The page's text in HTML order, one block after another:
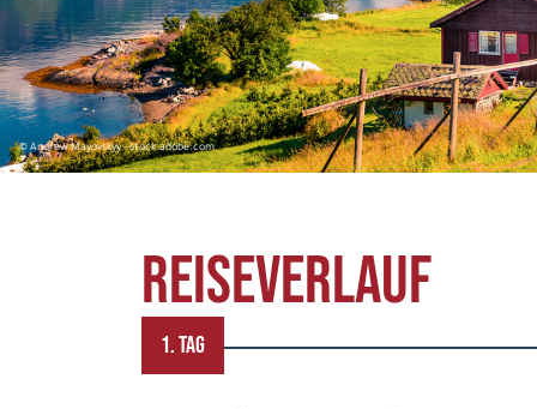
© Andrew Mayovskyy - stock.adobe.com
REISEVERLAUF
1. TAG